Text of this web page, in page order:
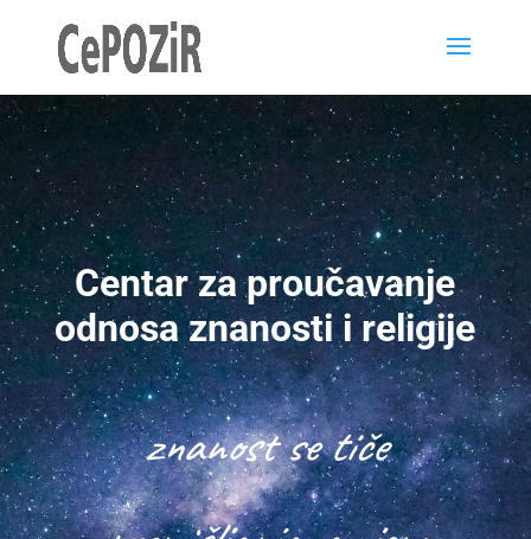
Centar za proučavanje
odnosa znanosti i religije
znanost se tiče